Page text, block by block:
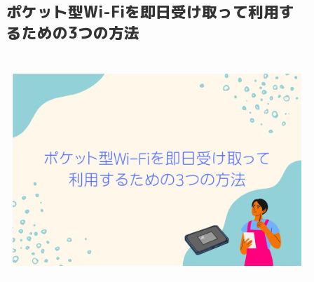
ポケット型Wi-Fiを即日受け取って利用す
るための3つの方法